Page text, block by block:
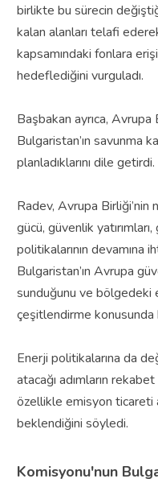
birlikte bu sürecin
kalan alanları telafi
kapsamındaki fonlara
hedeflediğini vurguladı.
Başbakan ayrıca, Avrupa
Bulgaristan’ın savunma
planladıklarını dile getirdi.
Radev, Avrupa
gücü, güvenlik
politikalarının devamına
Bulgaristan’ın Avrupa
sunduğunu ve bölgedeki
çeşitlendirme konusunda
Enerji politikalarına da
atacağı adımların
özellikle emisyon ticareti
beklendiğini söyledi.
Komisyonu'nun